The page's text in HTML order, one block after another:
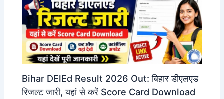
Bihar DElEd Result 2026 Out: बिहार डीएलएड
रिजल्ट जारी, यहां से करें Score Card Download